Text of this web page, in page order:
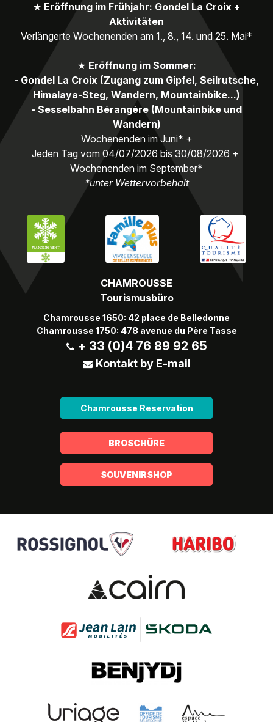
CHAMROUSSE
Tourismusbüro
Chamrousse 1650: 42 place de Belledonne
Chamrousse 1750: 478 avenue du Père Tasse
+ 33 (0)4 76 89 92 65
Kontakt by E-mail
Chamrousse Reservation
★ Eröffnung im Frühjahr: Gondel La Croix +
Aktivitäten
Verlängerte Wochenenden am 1., 8., 14. und 25. Mai*
★ Eröffnung im Sommer:
- Gondel La Croix (Zugang zum Gipfel, Seilrutsche,
Himalaya-Steg, Wandern, Mountainbike...)
- Sesselbahn Bérangère (Mountainbike und
Wandern)
Wochenenden im Juni* +
Jeden Tag vom 04/07/2026 bis 30/08/2026 +
Wochenenden im September*
*unter Wettervorbehalt
BROSCHÜRE
SOUVENIRSHOP